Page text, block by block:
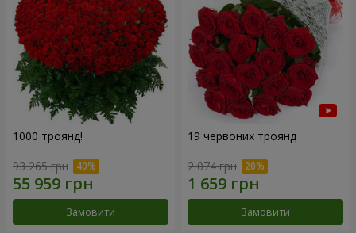
1000 троянд!
93 265 грн
Замовити
19 червоних троянд
2 074 грн
Замовити